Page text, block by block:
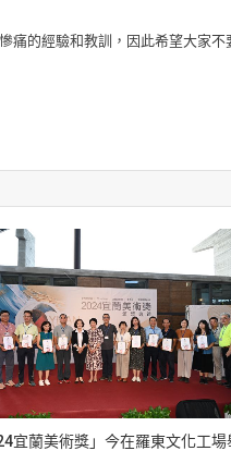
痛的經驗和教訓，因此希望大家
宜蘭美術獎」今在羅東文化工場